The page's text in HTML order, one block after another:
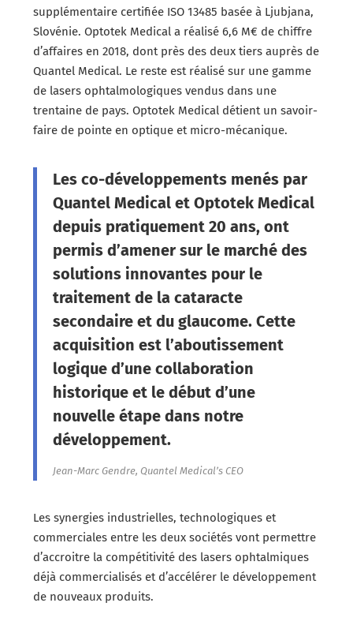
supplémentaire certifiée ISO 13485 basée à Ljubjana,
Slovénie. Optotek Medical a réalisé 6,6 M€ de chiffre
d’affaires en 2018, dont près des deux tiers auprès de
Quantel Medical. Le reste est réalisé sur une gamme
de lasers ophtalmologiques vendus dans une
trentaine de pays. Optotek Medical détient un savoir-
faire de pointe en optique et micro-mécanique.
Les co-développements menés par
Quantel Medical et Optotek Medical
depuis pratiquement 20 ans, ont
permis d’amener sur le marché des
solutions innovantes pour le
traitement de la cataracte
secondaire et du glaucome. Cette
acquisition est l’aboutissement
logique d’une collaboration
historique et le début d’une
nouvelle étape dans notre
développement.
Jean-Marc Gendre, Quantel Medical’s CEO
Les synergies industrielles, technologiques et
commerciales entre les deux sociétés vont permettre
d’accroitre la compétitivité des lasers ophtalmiques
déjà commercialisés et d’accélérer le développement
de nouveaux produits.